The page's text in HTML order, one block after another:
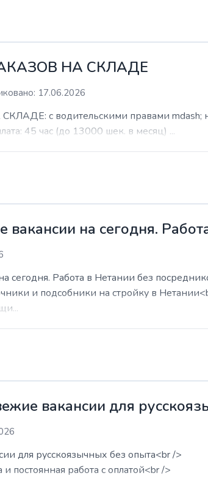
НА СКЛАДЕ
17.06.2026
с водительскими правами mdash;
45 час (до 13000 шек. в месяц) ...
вакансии на сегодня.
сегодня. Работа в Нетании без
и подсобники на стройку в
вакансии для
для русскоязычных без опыта<br />
постоянная работа с оплатой<br />